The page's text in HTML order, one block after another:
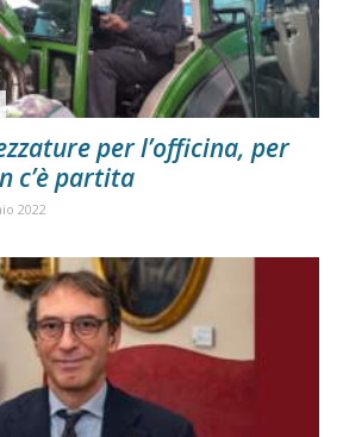
per l’officina, per
c’è partita
2022